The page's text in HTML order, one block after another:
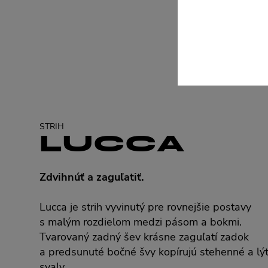
STRIH
LUCCA
Zdvihnúť a zaguľatiť.
Lucca je strih vyvinutý pre rovnejšie postavy
s malým rozdielom medzi pásom a bokmi.
Tvarovaný zadný šev krásne zaguľatí zadok
a predsunuté bočné švy kopírujú stehenné a